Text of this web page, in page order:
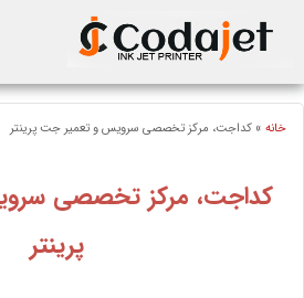
»کداجت، مرکز تخصصی سرویس و تعمیر جت پرینتر
کداجت، مرکز تخصصی
پرینتر